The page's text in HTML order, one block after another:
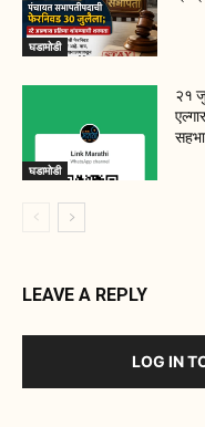
घडामोडी
घडामोडी
२१
LEAVE A REPLY
LOG IN